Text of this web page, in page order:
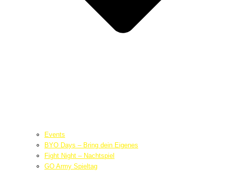
Events
BYO Days – Bring dein Eigenes
Fight Night – Nachtspiel
GO Army Spieltag